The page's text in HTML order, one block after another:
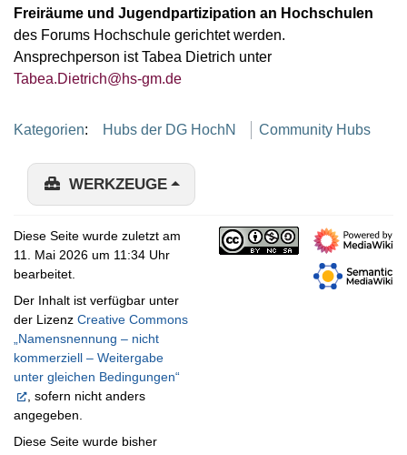
Freiräume und Jugendpartizipation an Hochschulen
des Forums Hochschule gerichtet werden.
Ansprechperson ist Tabea Dietrich unter
Tabea.Dietrich@hs-gm.de
Kategorien: Hubs der DG HochN Community Hubs
WERKZEUGE
Diese Seite wurde zuletzt am
11. Mai 2026 um 11:34 Uhr
bearbeitet.
Der Inhalt ist verfügbar unter
der Lizenz Creative Commons
„Namensnennung – nicht
kommerziell – Weitergabe
unter gleichen Bedingungen“
, sofern nicht anders
angegeben.
Diese Seite wurde bisher